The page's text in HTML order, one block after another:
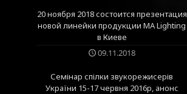
20 ноября 2018 состоится презентация
новой линейки продукции MA Lighting
в Киеве
09.11.2018
Семінар спілки звукорежисерів
України 15-17 червня 2016р, анонс